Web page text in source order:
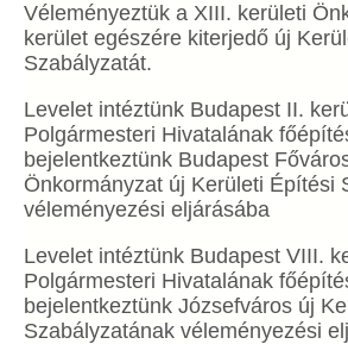
Véleményeztük a XIII. kerületi
kerület egészére kiterjedő új
Szabályzatát.
Levelet intéztünk Budapest II.
Polgármesteri Hivatalának
bejelentkeztünk Budapest
Önkormányzat új Kerületi Építési
véleményezési eljárásába
Levelet intéztünk Budapest VIII.
Polgármesteri Hivatalának
bejelentkeztünk Józsefváros új
Szabályzatának véleményezési